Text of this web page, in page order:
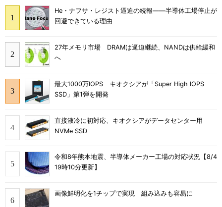
He・ナフサ・レジスト逼迫の続報――半導体工場停止が
回避できている理由
27年メモリ市場 DRAMは逼迫継続、NANDは供給緩和
へ
最大1000万IOPS キオクシアが「Super High IOPS
SSD」第1弾を開発
直接液冷に初対応、キオクシアがデータセンター用
NVMe SSD
令和8年熊本地震、半導体メーカー工場の対応状況【8/4
19時10分更新】
画像鮮明化を1チップで実現 組み込みも容易に